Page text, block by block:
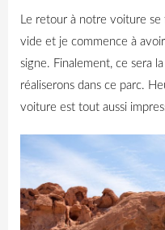
Le retour à notre voiture
vide et je commence à
signe. Finalement, ce sera
réaliserons dans ce parc.
voiture est tout aussi